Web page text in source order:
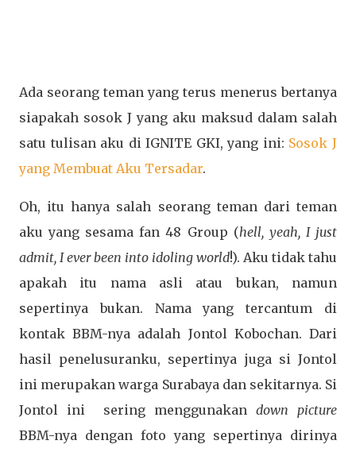
Ada seorang teman yang terus menerus bertanya
siapakah sosok J yang aku maksud dalam salah
satu tulisan aku di IGNITE GKI, yang ini: Sosok J
yang Membuat Aku Tersadar.
Oh, itu hanya salah seorang teman dari teman
aku yang sesama fan 48 Group (hell, yeah, I just
admit, I ever been into idoling world!). Aku tidak tahu
apakah itu nama asli atau bukan, namun
sepertinya bukan. Nama yang tercantum di
kontak BBM-nya adalah Jontol Kobochan. Dari
hasil penelusuranku, sepertinya juga si Jontol
ini merupakan warga Surabaya dan sekitarnya. Si
Jontol ini sering menggunakan down
picture
BBM-nya dengan foto yang sepertinya dirinya